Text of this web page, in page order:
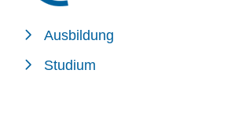
Ausbildung
Studium